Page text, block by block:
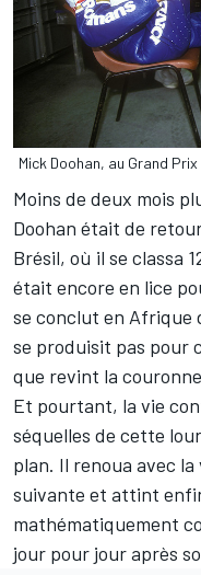
Mick Doohan, au Grand
Moins de deux mois
Doohan était de
Brésil, où il se classa
était encore en lice
se conclut en Afrique
se produisit pas pour
que revint la
Et pourtant, la vie
séquelles de cette
plan. Il renoua avec
suivante et attint
mathématiquement
jour pour jour après